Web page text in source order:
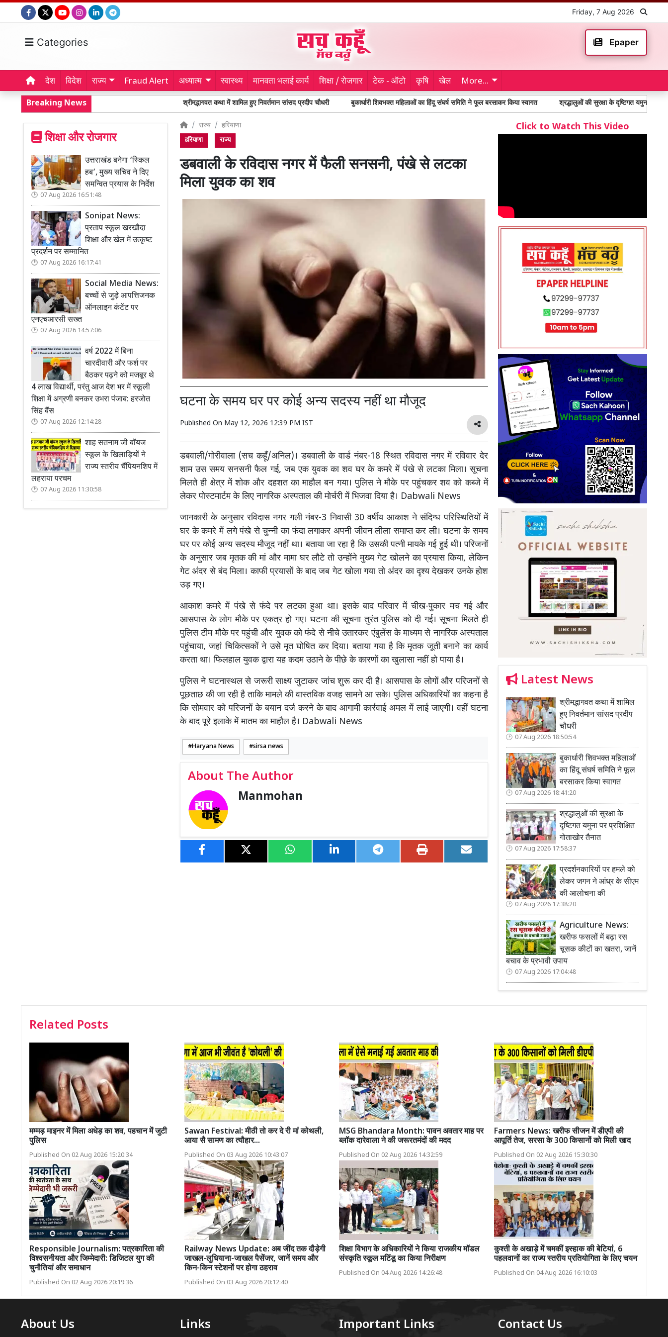
Friday, 7 Aug 2026
Categories Epaper
देश विदेश राज्य Fraud Alert अध्यात्म स्वास्थ्य मानवता भलाई कार्य शिक्षा / रोजगार टेक - ऑटो कृषि खेल More...
Breaking News श्रीमद्भागवत कथा में शामिल हुए निवर्तमान सांसद प्रदीप चौधरी बुकार्धारी शिवभक्त महिलाओं का हिंदू संघर्ष समिति ने फूल बरसाकर किया स्वागत श्रद्धालुओं की सुरक्षा के दृष्टिगत यमुना पर प्रशिक्षित
शिक्षा और रोजगार
उत्तराखंड बनेगा ‘स्किल
हब’, मुख्य सचिव ने दिए
समन्वित प्रयास के निर्देश
07 Aug 2026 16:51:48
Sonipat News:
प्रताप स्कूल खरखौदा
शिक्षा और खेल में उत्कृष्ट
प्रदर्शन पर सम्मानित
07 Aug 2026 16:17:41
Social Media News:
बच्चों से जुड़े आपत्तिजनक
ऑनलाइन कंटेंट पर
एनएचआरसी सख्त
07 Aug 2026 14:57:06
वर्ष 2022 में बिना
चारदीवारी और फर्श पर
बैठकर पढ़ने को मजबूर थे
4 लाख विद्यार्थी, परंतु आज देश भर में स्कूली
शिक्षा में अग्रणी बनकर उभरा पंजाब: हरजोत
सिंह बैंस
07 Aug 2026 12:14:28
शाह सतनाम जी बॉयज
स्कूल के खिलाड़ियों ने
राज्य स्तरीय चैंपियनशिप में
लहराया परचम
07 Aug 2026 11:30:58
राज्य हरियाणा
हरियाणा राज्य
डबवाली के रविदास नगर में फैली सनसनी, पंखे से लटका
मिला युवक का शव
घटना के समय घर पर कोई अन्य सदस्य नहीं था मौजूद
Published On May 12, 2026 12:39 PM IST
डबवाली/गोरीवाला (सच कहूँ/अनिल)। डबवाली के वार्ड नंबर-18 स्थित रविदास नगर में रविवार देर
शाम उस समय सनसनी फैल गई, जब एक युवक का शव घर के कमरे में पंखे से लटका मिला। सूचना
मिलते ही क्षेत्र में शोक और दहशत का माहौल बन गया। पुलिस ने मौके पर पहुंचकर शव को कब्जे में
लेकर पोस्टमार्टम के लिए नागरिक अस्पताल की मोर्चरी में भिजवा दिया है। Dabwali News
जानकारी के अनुसार रविदास नगर गली नंबर-3 निवासी 30 वर्षीय आकाश ने संदिग्ध परिस्थितियों में
घर के कमरे में लगे पंखे से चुन्नी का फंदा लगाकर अपनी जीवन लीला समाप्त कर ली। घटना के समय
घर पर कोई अन्य सदस्य मौजूद नहीं था। बताया जा रहा है कि उसकी पत्नी मायके गई हुई थी। परिजनों
के अनुसार जब मृतक की मां और मामा घर लौटे तो उन्होंने मुख्य गेट खोलने का प्रयास किया, लेकिन
गेट अंदर से बंद मिला। काफी प्रयासों के बाद जब गेट खोला गया तो अंदर का दृश्य देखकर उनके होश
उड़ गए।
आकाश कमरे में पंखे से फंदे पर लटका हुआ था। इसके बाद परिवार में चीख-पुकार मच गई और
आसपास के लोग मौके पर एकत्र हो गए। घटना की सूचना तुरंत पुलिस को दी गई। सूचना मिलते ही
पुलिस टीम मौके पर पहुंची और युवक को फंदे से नीचे उतारकर एंबुलेंस के माध्यम से नागरिक अस्पताल
पहुंचाया, जहां चिकित्सकों ने उसे मृत घोषित कर दिया। बताया गया है कि मृतक जूती बनाने का कार्य
करता था। फिलहाल युवक द्वारा यह कदम उठाने के पीछे के कारणों का खुलासा नहीं हो पाया है।
पुलिस ने घटनास्थल से जरूरी साक्ष्य जुटाकर जांच शुरू कर दी है। आसपास के लोगों और परिजनों से
पूछताछ की जा रही है ताकि मामले की वास्तविक वजह सामने आ सके। पुलिस अधिकारियों का कहना है
कि सोमवार को परिजनों के बयान दर्ज करने के बाद आगामी कार्रवाई अमल में लाई जाएगी। वहीं घटना
के बाद पूरे इलाके में मातम का माहौल है। Dabwali News
Haryana News sirsa news
About The Author
Manmohan
Click to Watch This Video
Latest News
श्रीमद्भागवत कथा में शामिल
हुए निवर्तमान सांसद प्रदीप
चौधरी
07 Aug 2026 18:50:54
बुकार्धारी शिवभक्त महिलाओं
का हिंदू संघर्ष समिति ने फूल
बरसाकर किया स्वागत
07 Aug 2026 18:41:20
श्रद्धालुओं की सुरक्षा के
दृष्टिगत यमुना पर प्रशिक्षित
गोताखोर तैनात
07 Aug 2026 17:58:37
प्रदर्शनकारियों पर हमले को
लेकर जगन ने आंध्र के सीएम
की आलोचना की
07 Aug 2026 17:38:20
Agriculture News:
खरीफ फसलों में बढ़ा रस
चूसक कीटों का खतरा, जानें
बचाव के प्रभावी उपाय
07 Aug 2026 17:04:48
Related Posts
मम्मड़ माइनर में मिला अधेड़ का शव, पहचान में जुटी
पुलिस
Published On 02 Aug 2026 15:20:34
Sawan Festival: मीठी तो कर दे री मां कोथली,
आया सै सामण का त्यौहार...
Published On 03 Aug 2026 10:43:07
MSG Bhandara Month: पावन अवतार माह पर
ब्लॉक दारेवाला ने की जरूरतमंदों की मदद
Published On 02 Aug 2026 14:32:59
Farmers News: खरीफ सीजन में डीएपी की
आपूर्ति तेज, सरसा के 300 किसानों को मिली खाद
Published On 02 Aug 2026 15:30:30
Responsible Journalism: पत्रकारिता की
विश्वसनीयता और जिम्मेदारी: डिजिटल युग की
चुनौतियां और समाधान
Published On 02 Aug 2026 20:19:36
Railway News Update: अब जींद तक दौड़ेगी
जाखल-लुधियाना-जाखल पैसेंजर, जानें समय और
किन-किन स्टेशनों पर होगा ठहराव
Published On 03 Aug 2026 20:12:40
शिक्षा विभाग के अधिकारियों ने किया राजकीय मॉडल
संस्कृति स्कूल मटिंडू का किया निरीक्षण
Published On 04 Aug 2026 14:26:48
कुश्ती के अखाड़े में चमकीं इस्हाक की बेटियां, 6
पहलवानों का राज्य स्तरीय प्रतियोगिता के लिए चयन
Published On 04 Aug 2026 16:10:03
About Us Links Important Links Contact Us